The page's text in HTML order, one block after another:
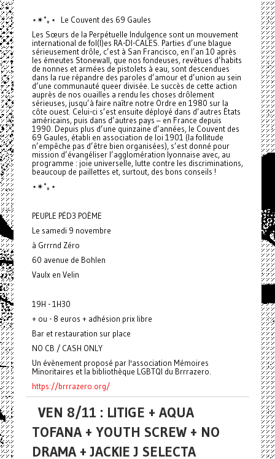
⋆✴︎˚｡⋆ Le Couvent des 69 Gaules
Les Sœurs de la Perpétuelle Indulgence sont un mouvement
international de fol(l)es RA-DI-CALES. Parties d’une blague
sérieusement drôle, c’est à San Francisco, en l’an 10 après
les émeutes Stonewall, que nos fondeuses, revêtues d’habits
de nonnes et armées de pistolets à eau, sont descendues
dans la rue répandre des paroles d’amour et d’union au sein
d’une communauté queer divisée. Le succès de cette action
auprès de nos ouailles a rendu les choses drôlement
sérieuses, jusqu’à faire naître notre Ordre en 1980 sur la
côte ouest. Celui-ci s’est ensuite déployé dans d’autres États
américains, puis dans d’autres pays – en France depuis
1990. Depuis plus d’une quinzaine d’années, le Couvent des
69 Gaules, établi en association de loi 1901 (la follitude
n’empêche pas d’être bien organisées), s’est donné pour
mission d’évangéliser l’agglomération lyonnaise avec, au
programme : joie universelle, lutte contre les discriminations,
beaucoup de paillettes et, surtout, des bons conseils !
⋆✴︎˚｡⋆
PEUPLE PÉD3 POÈME
Le samedi 9 novembre
à Grrrnd Zéro
60 avenue de Bohlen
Vaulx en Velin
19H - 1H30
+ ou - 8 euros + adhésion prix libre
Bar et restauration sur place
NO CB / CASH ONLY
Un évènement proposé par l'association Mémoires
Minoritaires et la bibliothèque LGBTQI du Brrrazero.
https://brrrazero.org/
VEN 8/11 : LITIGE + AQUA
TOFANA + YOUTH SCREW + NO
DRAMA + JACKIE J SELECTA